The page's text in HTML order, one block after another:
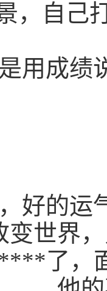
，自己
用成绩
好的运
变世界
了，